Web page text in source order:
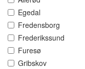
Egedal
Fredensborg
Frederikssund
Furesø
Gribskov